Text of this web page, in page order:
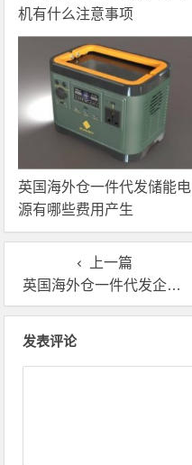
机有什么注意事项
英国海外仓一件代发储能电
源有哪些费用产生
上一篇
英国海外仓一件代发企业，GBA英国海外仓怎么样靠谱吗
发表评论